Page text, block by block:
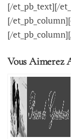
[/et_pb_text][/
[/
[/
Vous Aimerez